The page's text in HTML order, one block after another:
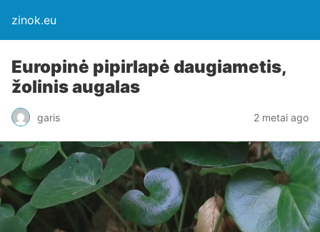
zinok.eu
Europinė pipirlapė daugiametis,
žolinis augalas
garis 2 metai ago